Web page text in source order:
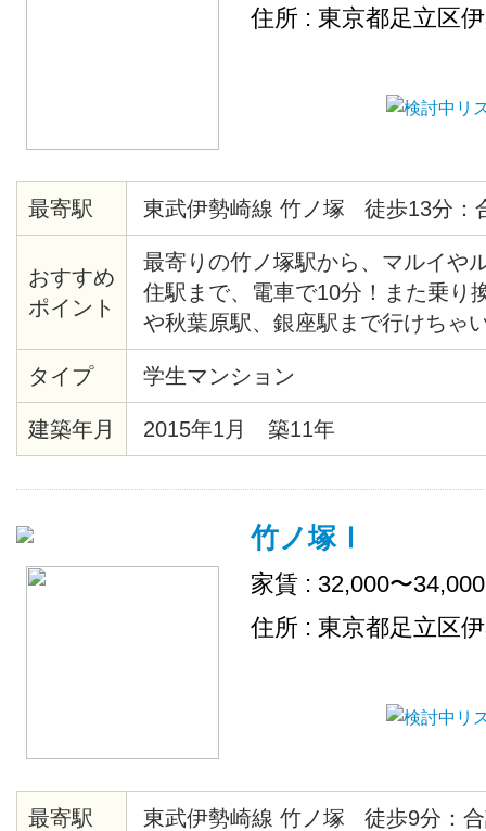
住所 : 東京都足立区
最寄駅 東武伊勢崎線 竹ノ塚 徒歩13分：
おすすめ
ポイント
最寄りの竹ノ塚駅から、マルイや
住駅まで、電車で10分！また乗り
や秋葉原駅、銀座駅まで行けちゃ
ところの大きなロータリーには、
井駅行きのバスが通っています。
商店街があり、イベントなども開
で、参加すれば楽しめること間違
レビ・デスク・チェアが設置済み
パーや食器洗剤などの消耗品は、
タイプ 学生マンション
建築年月 2015年1月 築11年
竹ノ塚Ⅰ
家賃 : 32,000〜
住所 : 東京都足立区
最寄駅 東武伊勢崎線 竹ノ塚 徒歩9分：